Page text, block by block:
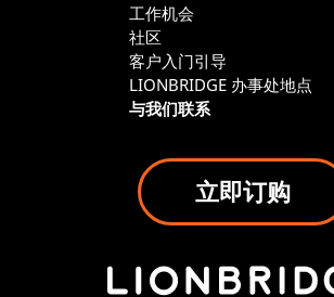
工作机会
社区
客户入门引导
LIONBRIDGE 办事处地点
与我们联系
立即订购